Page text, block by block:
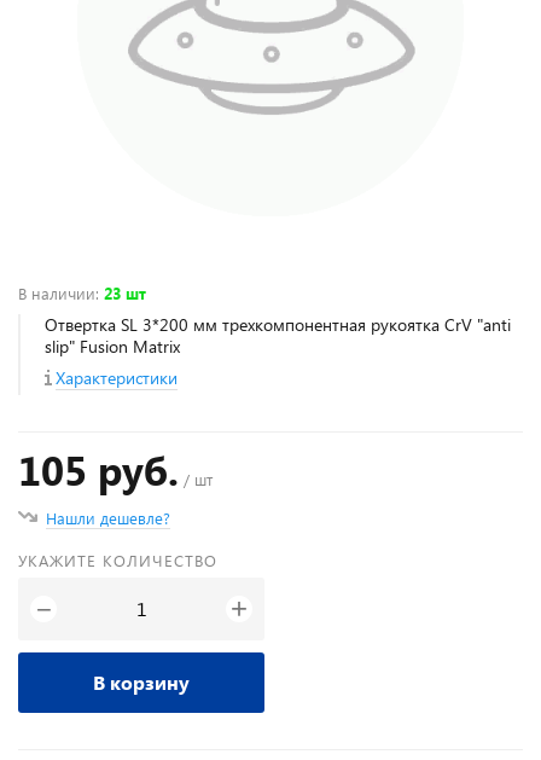
В наличии: 23 шт
Отвертка SL 3*200 мм трехкомпонентная рукоятка CrV "anti
slip" Fusion Matrix
Характеристики
105 руб. / шт
Нашли дешевле?
УКАЖИТЕ КОЛИЧЕСТВО
− +
В корзину